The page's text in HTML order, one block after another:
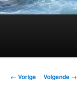
Afbeeldingsnavigatie
← Vorige Volgende →